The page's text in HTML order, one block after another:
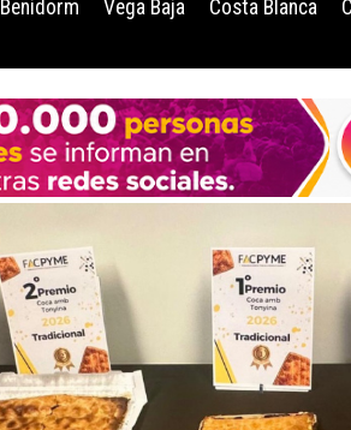
Benidorm Vega Baja Costa Blanca